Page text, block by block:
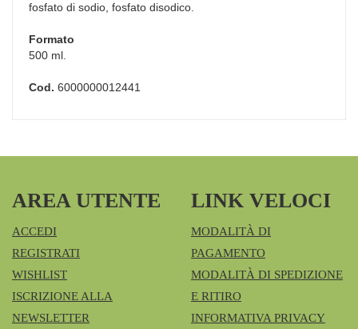
fosfato di sodio, fosfato disodico.
Formato
500 ml.
Cod. 6000000012441
AREA UTENTE
ACCEDI
REGISTRATI
WISHLIST
ISCRIZIONE ALLA
NEWSLETTER
LINK VELOCI
MODALITÀ DI
PAGAMENTO
MODALITÀ DI SPEDIZIONE
E RITIRO
INFORMATIVA PRIVACY